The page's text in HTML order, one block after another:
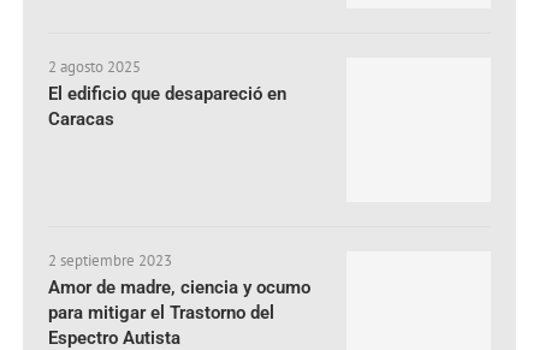
2 agosto 2025
El edificio que desapareció en
Caracas
2 septiembre 2023
Amor de madre, ciencia y ocumo
para mitigar el Trastorno del
Espectro Autista